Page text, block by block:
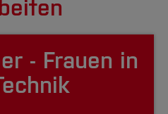
- Frauen in